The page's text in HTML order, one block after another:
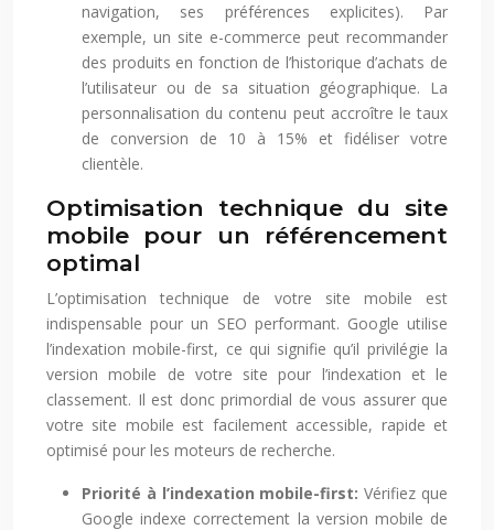
navigation, ses préférences explicites). Par
exemple, un site e-commerce peut recommander
des produits en fonction de l’historique d’achats de
l’utilisateur ou de sa situation géographique. La
personnalisation du contenu peut accroître le taux
de conversion de 10 à 15% et fidéliser votre
clientèle.
Optimisation technique du site
mobile pour un référencement
optimal
L’optimisation technique de votre site mobile est
indispensable pour un SEO performant. Google utilise
l’indexation mobile-first, ce qui signifie qu’il privilégie la
version mobile de votre site pour l’indexation et le
classement. Il est donc primordial de vous assurer que
votre site mobile est facilement accessible, rapide et
optimisé pour les moteurs de recherche.
Priorité à l’indexation mobile-first:Vérifiez que
Google indexe correctement la version mobile de